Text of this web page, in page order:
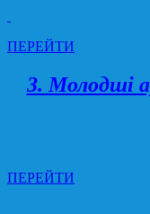
ПЕРЕЙТИ
3. Молодші
ПЕРЕЙТИ